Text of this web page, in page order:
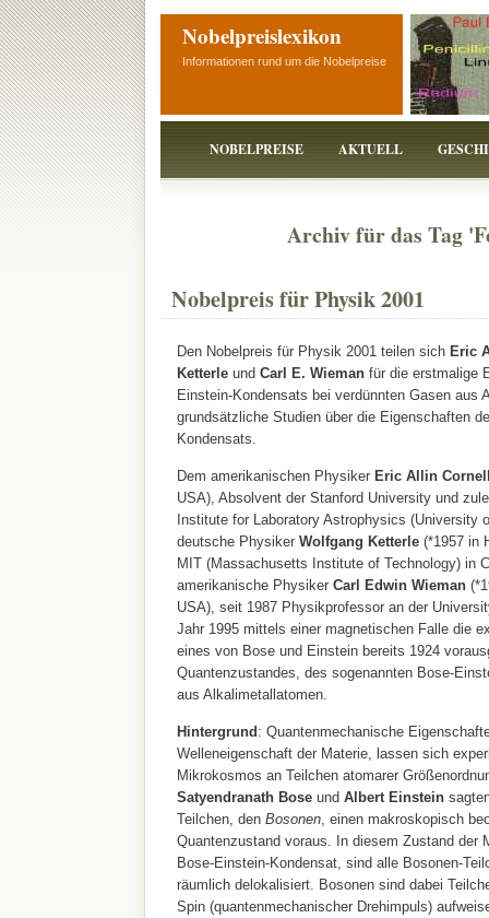
Nobelpreislexikon
Informationen rund um die Nobelpreise
NOBELPREISE AKTUELL
Archiv für das Tag
Nobelpreis für Physik 2001
Den Nobelpreis für Physik 2001 teilen sich Eric
Ketterleund Carl E. Wiemanfür die erstmalige
Einstein-Kondensats bei verdünnten Gasen aus
grundsätzliche Studien über die Eigenschaften
Kondensats.
Dem amerikanischen Physiker Eric Allin
USA), Absolvent der Stanford University und
Institute for Laboratory Astrophysics (University
deutsche Physiker Wolfgang Ketterle(*1957 in
MIT (Massachusetts Institute of Technology) in
amerikanische Physiker Carl Edwin Wieman
USA), seit 1987 Physikprofessor an der
Jahr 1995 mittels einer magnetischen Falle die
eines von Bose und Einstein bereits 1924
Quantenzustandes, des sogenannten Bose-
aus Alkalimetallatomen.
Hintergrund: Quantenmechanische
Welleneigenschaft der Materie, lassen sich
Mikrokosmos an Teilchen atomarer
Satyendranath Boseund Albert Einstein
Teilchen, den Bosonen, einen makroskopisch
Quantenzustand voraus. In diesem Zustand der
Bose-Einstein-Kondensat, sind alle Bosonen-
räumlich delokalisiert. Bosonen sind dabei
Spin (quantenmechanischer Drehimpuls)